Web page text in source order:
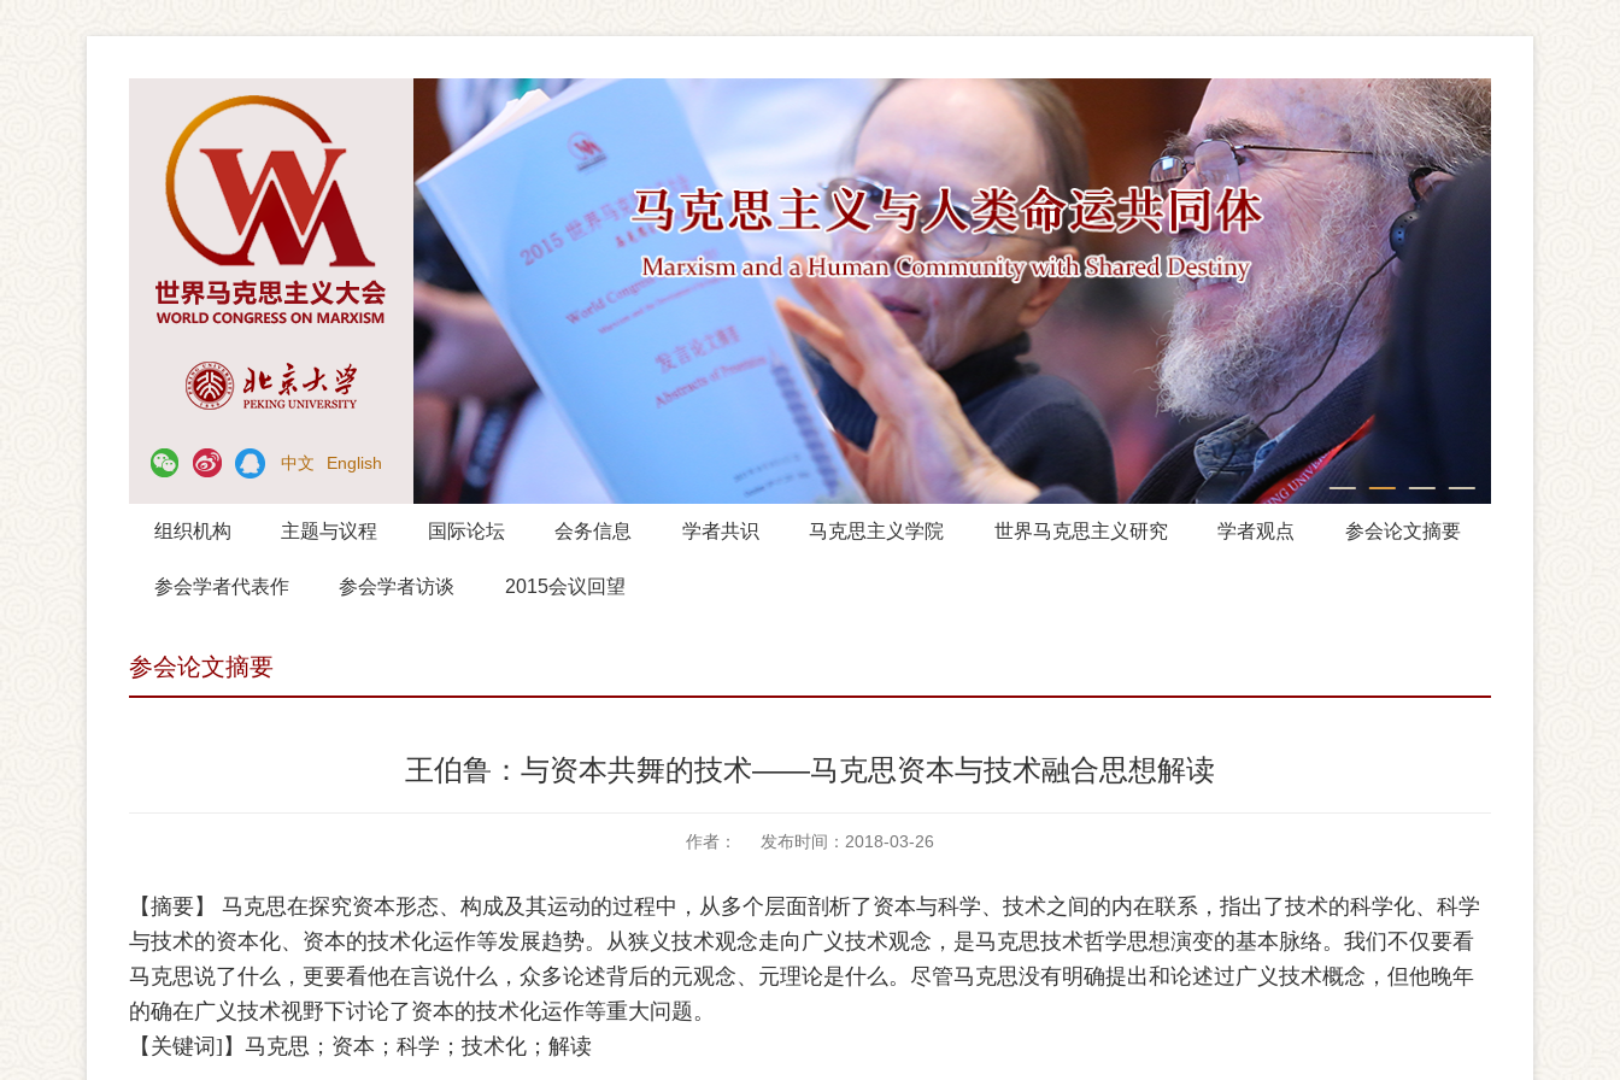
中文 English
组织机构 主题与议程 国际论坛 会务信息 学者共识 马克思主义学院 世界马克思主义研究 学者观点 参会论文摘要
参会学者代表作 参会学者访谈 2015会议回望
参会论文摘要
王伯鲁：与资本共舞的技术——马克思资本与技术融合思想解读
作者： 发布时间：2018-03-26
【摘要】 马克思在探究资本形态、构成及其运动的过程中，从多个层面剖析了资本与科学、技术之间的内在联系，指出了技术的科学化、科学
与技术的资本化、资本的技术化运作等发展趋势。从狭义技术观念走向广义技术观念，是马克思技术哲学思想演变的基本脉络。我们不仅要看
马克思说了什么，更要看他在言说什么，众多论述背后的元观念、元理论是什么。尽管马克思没有明确提出和论述过广义技术概念，但他晚年
的确在广义技术视野下讨论了资本的技术化运作等重大问题。
【关键词]】马克思；资本；科学；技术化；解读